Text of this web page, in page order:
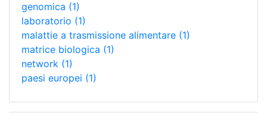
genomica (1)
laboratorio (1)
malattie a trasmissione alimentare (1)
matrice biologica (1)
network (1)
paesi europei (1)